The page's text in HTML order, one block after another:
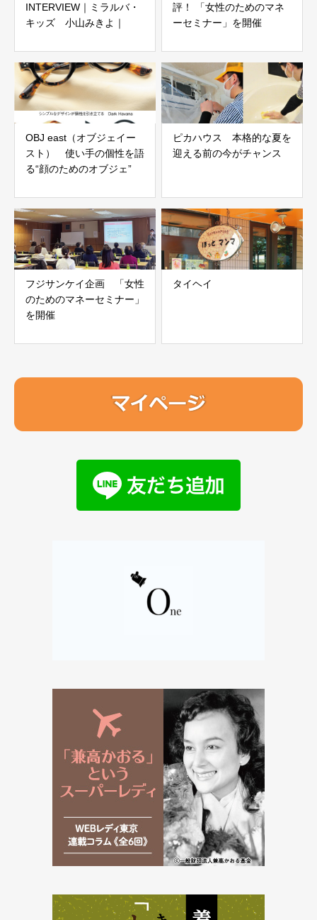
INTERVIEW｜ミラルバ・
キッズ 小山みきよ｜
評！ 「女性のためのマネ
ーセミナー」を開催
OBJ east（オブジェイー
スト） 使い手の個性を語
る“顔のためのオブジェ”
ピカハウス 本格的な夏を
迎える前の今がチャンス
フジサンケイ企画 「女性
のためのマネーセミナー」
を開催
タイヘイ